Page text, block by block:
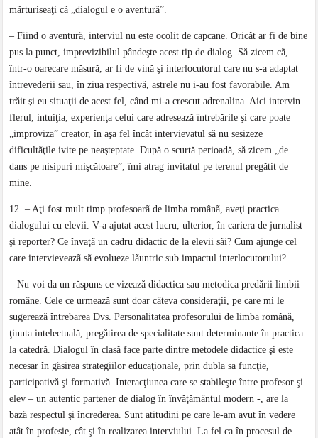
mãrturiseaţi cã „dialogul e o aventurã”.
– Fiind o aventură, interviul nu este ocolit de capcane. Oricât ar fi de bine
pus la punct, imprevizibilul pândeşte acest tip de dialog. Să zicem cã,
într-o oarecare măsură, ar fi de vină şi interlocutorul care nu s-a adaptat
întrevederii sau, în ziua respectivă, astrele nu i-au fost favorabile. Am
trăit şi eu situaţii de acest fel, când mi-a crescut adrenalina. Aici intervin
flerul, intuiţia, experienţa celui care adresează întrebările şi care poate
„improviza” creator, în aşa fel încât intervievatul să nu sesizeze
dificultãţile ivite pe neaşteptate. După o scurtă perioadă, să zicem „de
dans pe nisipuri mişcătoare”, îmi atrag invitatul pe terenul pregătit de
mine.
12. – Aţi fost mult timp profesoarã de limba românã, aveţi practica
dialogului cu elevii. V-a ajutat acest lucru, ulterior, în cariera de jurnalist
şi reporter? Ce învaţã un cadru didactic de la elevii sãi? Cum ajunge cel
care intervieveazã sã evolueze lãuntric sub impactul interlocutorului?
– Nu voi da un răspuns ce vizează didactica sau metodica predării limbii
române. Cele ce urmează sunt doar câteva consideraţii, pe care mi le
sugerează întrebarea Dvs. Personalitatea profesorului de limba română,
ţinuta intelectuală, pregătirea de specialitate sunt determinante în practica
la catedră. Dialogul în clasă face parte dintre metodele didactice şi este
necesar în găsirea strategiilor educaţionale, prin dubla sa funcţie,
participativă şi formativă. Interacţiunea care se stabileşte între profesor şi
elev – un autentic partener de dialog în învăţământul modern -, are la
bază respectul şi încrederea. Sunt atitudini pe care le-am avut în vedere
atât în profesie, cât şi în realizarea interviului. La fel ca în procesul de